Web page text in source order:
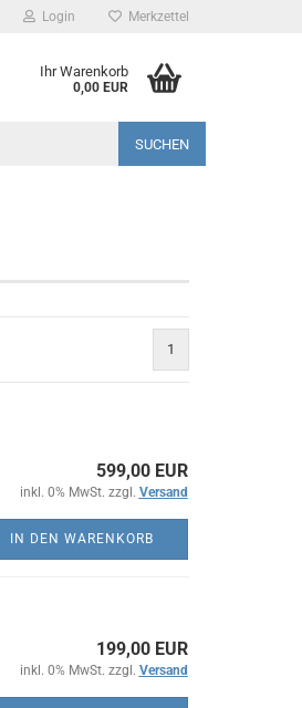
Login Merkzettel
Ihr Warenkorb
0,00 EUR
SUCHEN
1
599,00 EUR
inkl. 0% MwSt. zzgl. Versand
IN DEN WARENKORB
199,00 EUR
inkl. 0% MwSt. zzgl. Versand